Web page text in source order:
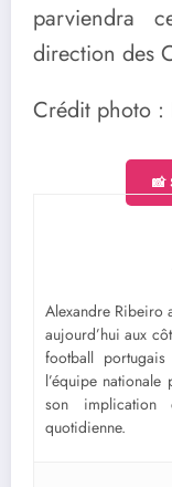
parviendra
direction des
Crédit photo :
📸
Alexandre Ribeiro
aujourd’hui aux
football
l’équipe nationale
son
quotidienne.